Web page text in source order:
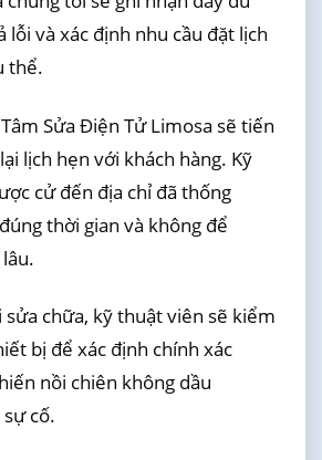
lỗi và xác định nhu cầu đặt lịch
thể.
Sửa Điện Tử Limosa sẽ tiến
lịch hẹn với khách hàng. Kỹ
cử đến địa chỉ đã thống
thời gian và không để
sửa chữa, kỹ thuật viên sẽ kiểm
bị để xác định chính xác
nồi chiên không dầu
cố.